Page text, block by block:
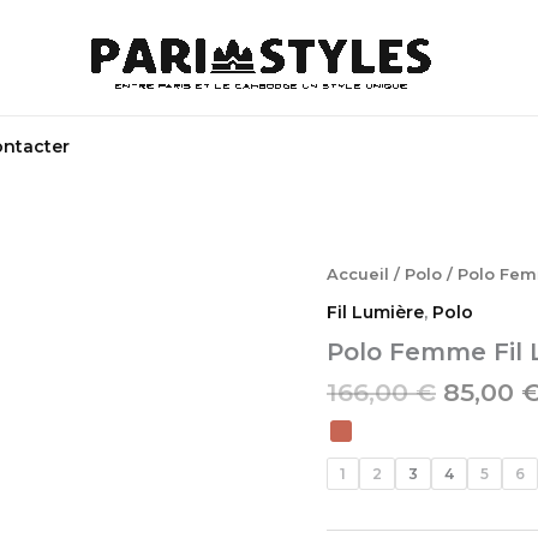
Accueil / Polo / Polo
Fil Lumière, Polo
Polo Femme Fil
166,00€
Le
prix
initial
était :
166,00
85,00
1 2 3 4 5 6
quantité
Polo
Femme
Fil
Lumière